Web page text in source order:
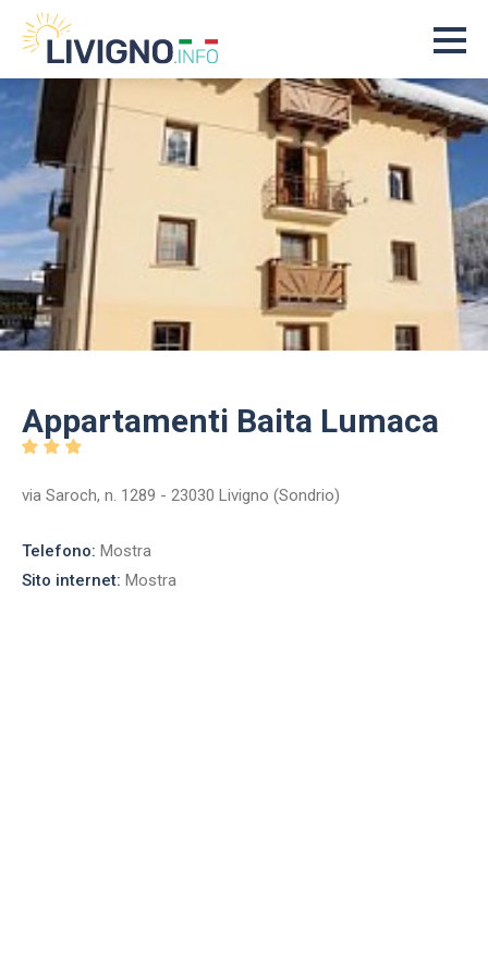
Appartamenti Baita Lumaca
via Saroch, n. 1289 - 23030 Livigno (Sondrio)
Telefono: Mostra
Sito internet: Mostra